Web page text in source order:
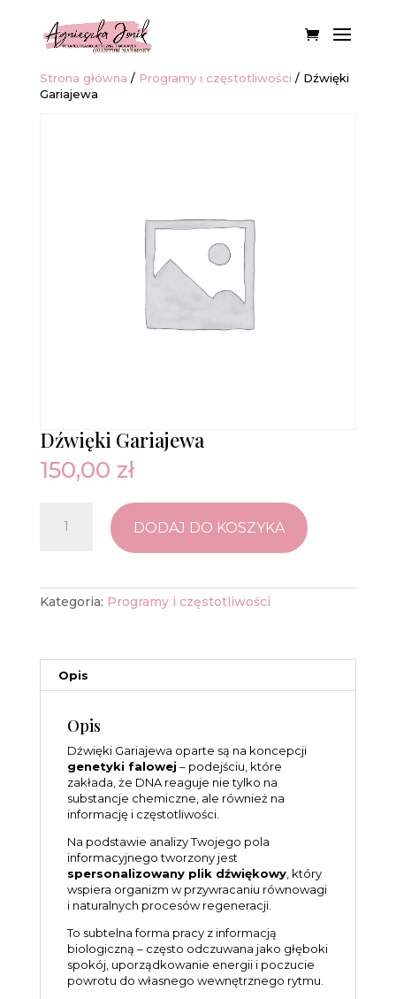
Strona główna / Programy i częstotliwości / Dźwięki
Gariajewa
Dźwięki Gariajewa
150,00 zł
Dźwięki
DODAJ DO KOSZYKA
Kategoria: Programy i częstotliwości
Opis
Opis
Dźwięki Gariajewa oparte są na koncepcji
genetyki falowej – podejściu, które
zakłada, że DNA reaguje nie tylko na
substancje chemiczne, ale również na
informację i częstotliwości.
Na podstawie analizy Twojego pola
informacyjnego tworzony jest
spersonalizowany plik dźwiękowy, który
wspiera organizm w przywracaniu równowagi
i naturalnych procesów regeneracji.
To subtelna forma pracy z informacją
biologiczną – często odczuwana jako głęboki
spokój, uporządkowanie energii i poczucie
powrotu do własnego wewnętrznego rytmu.